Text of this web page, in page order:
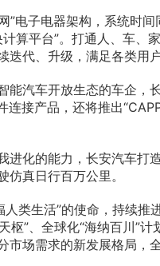
”电子电器架构，系统时
算平台”。打通人、车、
代、升级，满足各类用
能汽车开放生态的车企，
连接产品，还将推出
进化的能力，长安汽车打
真日行百万公里。
人类生活”的使命，持续
枢”、全球化“海纳百川”
市场需求的新发展格局，